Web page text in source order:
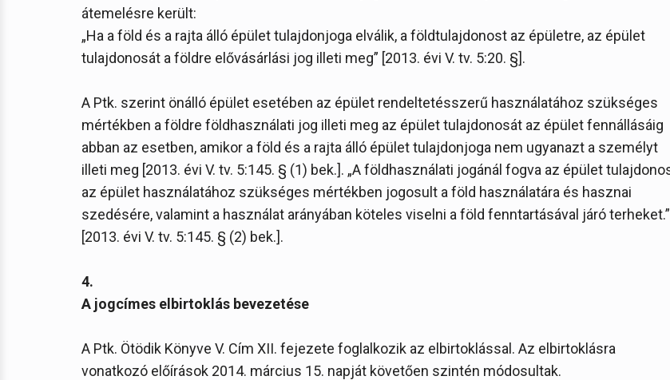
átemelésre került:
„Ha a föld és a rajta álló épület tulajdonjoga elválik, a földtulajdonost az épületre, az épület
tulajdonosát a földre elővásárlási jog illeti meg” [2013. évi V. tv. 5:20. §].
A Ptk. szerint önálló épület esetében az épület rendeltetésszerű használatához szükséges
mértékben a földre földhasználati jog illeti meg az épület tulajdonosát az épület fennállásáig
abban az esetben, amikor a föld és a rajta álló épület tulajdonjoga nem ugyanazt a személyt
illeti meg [2013. évi V. tv. 5:145. § (1) bek.]. „A földhasználati jogánál fogva az épület
az épület használatához szükséges mértékben jogosult a föld használatára és hasznai
szedésére, valamint a használat arányában köteles viselni a föld fenntartásával járó terheket.”
[2013. évi V. tv. 5:145. § (2) bek.].
4.
A jogcímes elbirtoklás bevezetése
A Ptk. Ötödik Könyve V. Cím XII. fejezete foglalkozik az elbirtoklással. Az elbirtoklásra
vonatkozó előírások 2014. március 15. napját követően szintén módosultak.